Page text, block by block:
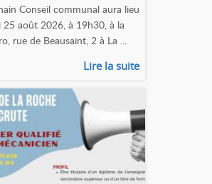
Conseil communal aura lieu
25 août 2026, à 19h30, à la
rue de Beausaint, 2 à La ...
Lire la suite